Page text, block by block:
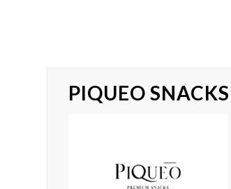
PIQUEO SNACKS